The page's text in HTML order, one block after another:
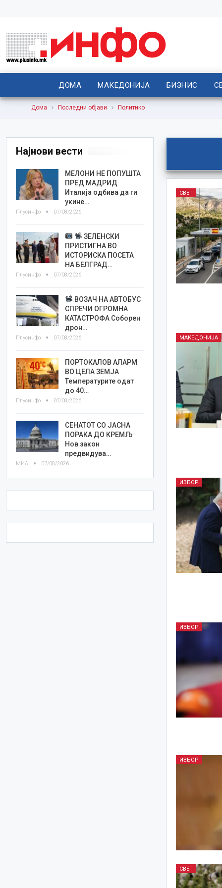
ДОМА МАКЕДОНИЈА БИЗНИС
Дома Последни објави Политико
СВЕТ
МАКЕДОНИЈА
ИЗБОР
ИЗБОР
ИЗБОР
СВЕТ
Најнови вести
МЕЛОНИ НЕ ПОПУШТА
ПРЕД МАДРИД
Италија одбива да ги
укине…
Плусинфо 07/08/2026
ЗЕЛЕНСКИ
ПРИСТИГНА ВО
ИСТОРИСКА ПОСЕТА
НА БЕЛГРАД…
Плусинфо 07/08/2026
ВОЗАЧ НА АВТОБУС
СПРЕЧИ ОГРОМНА
КАТАСТРОФА Соборен
дрон…
Плусинфо 07/08/2026
ПОРТОКАЛОВ АЛАРМ
ВО ЦЕЛА ЗЕМЈА
Температурите одат
до 40…
Плусинфо 07/08/2026
СЕНАТОТ СО ЈАСНА
ПОРАКА ДО КРЕМЉ
Нов закон
предвидува…
МИА 07/08/2026